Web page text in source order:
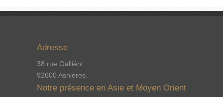
Adresse
38 rue Galliéni
92600 Asnières.
Notre présence en Asie et Moyen Orient